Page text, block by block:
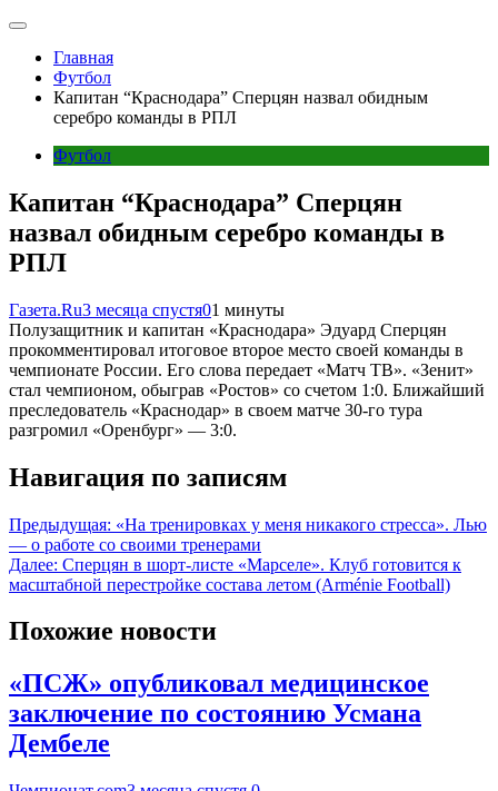
Главная
Футбол
Капитан “Краснодара” Сперцян назвал обидным
серебро команды в РПЛ
Футбол
Капитан “Краснодара” Сперцян
назвал обидным серебро команды в
РПЛ
Газета.Ru3 месяца спустя01 минуты
Полузащитник и капитан «Краснодара» Эдуард Сперцян
прокомментировал итоговое второе место своей команды в
чемпионате России. Его слова передает «Матч ТВ». «Зенит»
стал чемпионом, обыграв «Ростов» со счетом 1:0. Ближайший
преследователь «Краснодар» в своем матче 30-го тура
разгромил «Оренбург» — 3:0.
Навигация по записям
Предыдущая: «На тренировках у меня никакого стресса». Лью
— о работе со своими тренерами
Далее: Сперцян в шорт-листе «Марселе». Клуб готовится к
масштабной перестройке состава летом (Arménie Football)
Похожие новости
«ПСЖ» опубликовал медицинское
заключение по состоянию Усмана
Дембеле